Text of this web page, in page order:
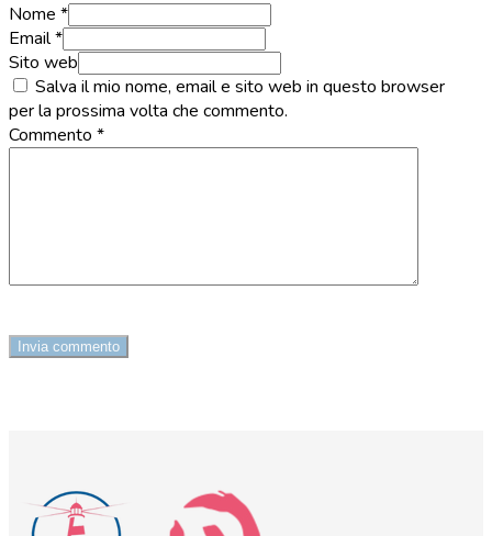
Nome *
Email *
Sito web
Salva il mio nome, email e sito web in questo browser
per la prossima volta che commento.
Commento *